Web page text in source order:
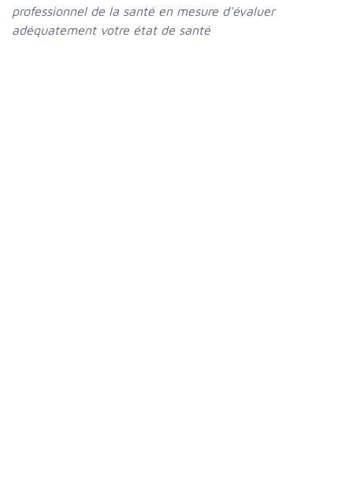
professionnel de la santé en mesure d'évaluer
adéquatement votre état de santé